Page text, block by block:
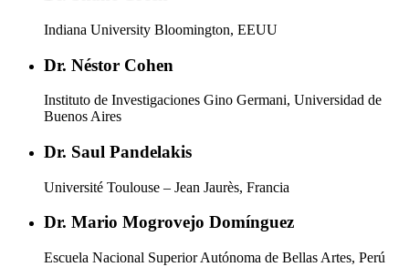
Indiana University Bloomington, EEUU
Dr. Néstor Cohen
Instituto de Investigaciones Gino Germani, Universidad de
Buenos Aires
Dr. Saul Pandelakis
Université Toulouse – Jean Jaurès, Francia
Dr. Mario Mogrovejo Domínguez
Escuela Nacional Superior Autónoma de Bellas Artes, Perú